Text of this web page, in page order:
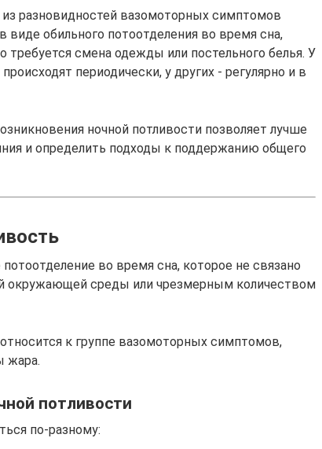
из разновидностей вазомоторных симптомов
виде обильного потоотделения во время сна,
требуется смена одежды или постельного белья. У
периодически, у других - регулярно и в
ночной потливости позволяет лучше
и определить подходы к поддержанию общего
во время сна, которое не связано
окружающей среды или чрезмерным количеством
к группе вазомоторных симптомов,
жара.
потливости
по-разному: